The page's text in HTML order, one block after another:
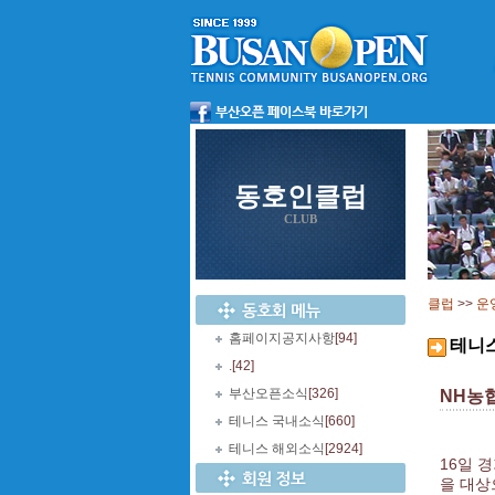
동호인클럽
CLUB
홈페이지공지사항[94]
.[42]
부산오픈소식 [326]
테니스 국내소식 [660]
테니스 해외소식 [2924]
클럽 >> 운
테니
NH농
16일
을 대상